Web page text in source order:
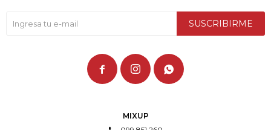
MIXUP
SUSCRIBIRME
  